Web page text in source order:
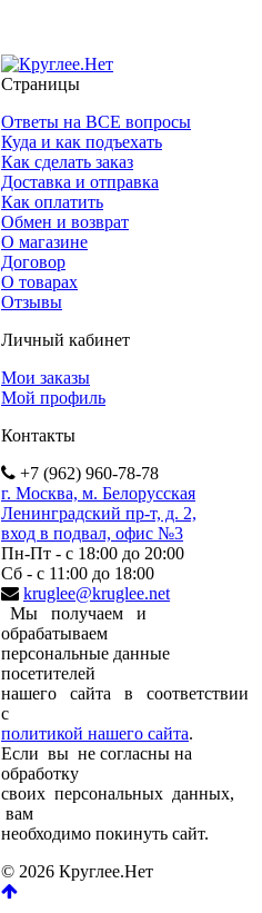
Страницы
Ответы на ВСЕ вопросы
Куда и как подъехать
Как сделать заказ
Доставка и отправка
Как оплатить
Обмен и возврат
О магазине
Договор
О товарах
Отзывы
Личный кабинет
Мои заказы
Мой профиль
Контакты
+7 (962) 960-78-78
г. Москва, м. Белорусская
Ленинградский пр-т, д. 2,
вход в подвал, офис №3
Пн-Пт - с 18:00 до 20:00
Сб - с 11:00 до 18:00
kruglee@kruglee.net
Мы получаем и
обрабатываем
персональные данные
посетителей
нашего сайта в соответствии
с
политикой нашего сайта.
Если вы не согласны на
обработку
своих персональных данных,
вам
необходимо покинуть сайт.
© 2026 Круглее.Нет